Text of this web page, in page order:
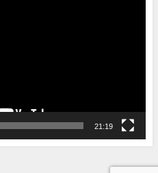
21:19